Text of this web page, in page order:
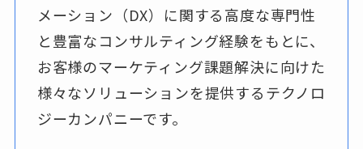
メーション（DX）に関する高度な専門性
と豊富なコンサルティング経験をもとに、
お客様のマーケティング課題解決に向けた
様々なソリューションを提供するテクノロ
ジーカンパニーです。